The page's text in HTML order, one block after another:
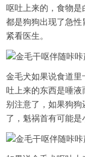
呕吐上来的，食物
都是狗狗出现了急
紧看医生。
金毛犬如果说食道
吐上来的东西是唾
别注意了，如果狗
了，魁祸首有可能是